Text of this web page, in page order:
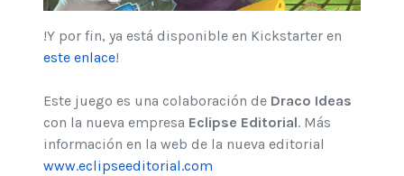
!Y por fin, ya está disponible en Kickstarter en
este enlace!
Este juego es una colaboración de Draco Ideas
con la nueva empresa Eclipse Editorial. Más
información en la web de la nueva editorial
www.eclipseeditorial.com